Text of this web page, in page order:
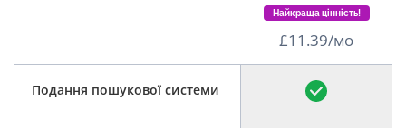
Подання пошукової системи
Найкраща цінність!
£11.39/мо